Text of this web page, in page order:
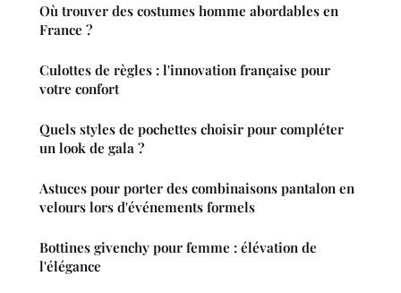
Où trouver des costumes homme abordables en
France ?
Culottes de règles : l'innovation française pour
votre confort
Quels styles de pochettes choisir pour compléter
un look de gala ?
Astuces pour porter des combinaisons pantalon en
velours lors d'événements formels
Bottines givenchy pour femme : élévation de
l'élégance